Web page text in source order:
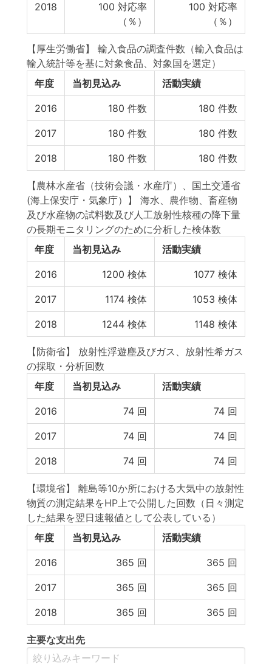
2018 100 対応率
（％）
100 対応率
（％）
【厚生労働省】 輸入食品の調査件数（輸入食品は
輸入統計等を基に対象食品、対象国を選定）
年度
当初見込み 活動実績
2016 180 件数 180 件数
2017 180 件数 180 件数
2018 180 件数 180 件数
【農林水産省（技術会議・水産庁）、国土交通省
(海上保安庁・気象庁）】 海水、農作物、畜産物
及び水産物の試料数及び人工放射性核種の降下量
の長期モニタリングのために分析した検体数
年度
当初見込み 活動実績
2016 1200 検体 1077 検体
2017 1174 検体 1053 検体
2018 1244 検体 1148 検体
【防衛省】 放射性浮遊塵及びガス、放射性希ガス
の採取・分析回数
年度
当初見込み 活動実績
2016 74 回 74 回
2017 74 回 74 回
2018 74 回 74 回
【環境省】 離島等10か所における大気中の放射性
物質の測定結果をHP上で公開した回数（日々測定
した結果を翌日速報値として公表している）
年度
当初見込み 活動実績
2016 365 回 365 回
2017 365 回 365 回
2018 365 回 365 回
主要な支出先